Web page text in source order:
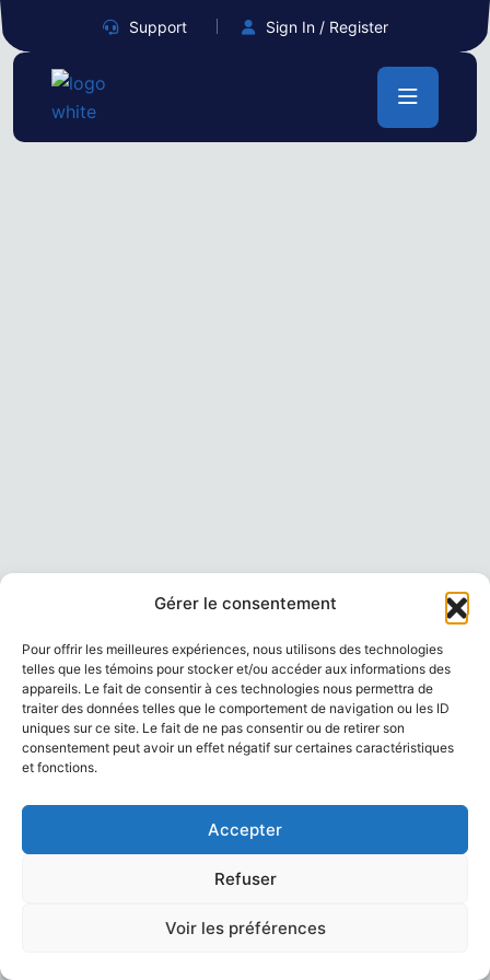
Gérer le consentement
Pour offrir les meilleures expériences, nous utilisons des technologies
telles que les témoins pour stocker et/ou accéder aux informations des
appareils. Le fait de consentir à ces technologies nous permettra de
traiter des données telles que le comportement de navigation ou les ID
uniques sur ce site. Le fait de ne pas consentir ou de retirer son
consentement peut avoir un effet négatif sur certaines caractéristiques
et fonctions.
Accepter
Refuser
Voir les préférences
Support Sign In / Register